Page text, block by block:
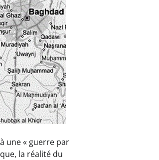
une « guerre par
la réalité du